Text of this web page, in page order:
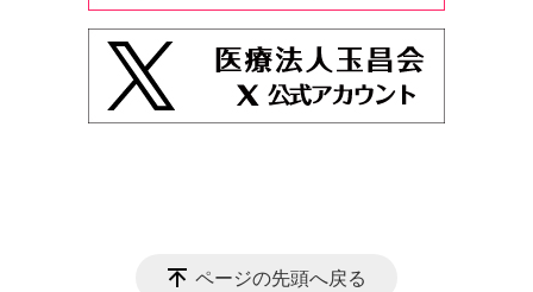
ページの先頭へ戻る